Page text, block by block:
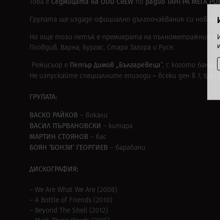
Това е Седмицата на ODD CREW по радио ТАНГРА МЕГА
Групата ще издаде официално дългоочаквания си нов
Но още този петък е премиерата на пълнометражния
Пловдив, Варна, Бургас, Стара Загора и Русе.
Режисьор е Петър Димов „Българевеца“, с когото
Не изпускайте специалните епизоди – всеки ден в 7, 9, 13
ГРУПАТА:
ВАСКО РАЙКОВ – вокали
ВАСИЛ ПЪРВАНОВСКИ – китара
МАРТИН СТОЯНОВ – бас
БОЯН ‘БОНЗИ’ ГЕОРГИЕВ – барабани
ДИСКОГРАФИЯ:
– We Are What We Are (2008)
– A Bottle of Friends (2010)
– Beyond The Shell (2012)